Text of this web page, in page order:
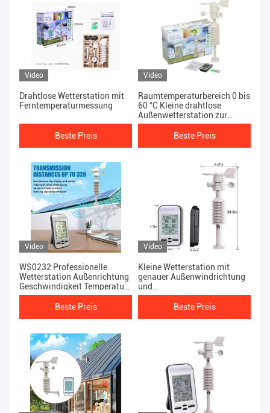
Video
Drahtlose Wetterstation mit
Ferntemperaturmessung
Beste Preis
Video
Raumtemperaturbereich 0 bis
60 °C Kleine drahtlose
Außenwetterstation zur
Überwachung
Beste Preis
Video
WS0232 Professionelle
Wetterstation Außenrichtung
Geschwindigkeit Temperatur
Luftfeuchtigkeit
Beste Preis
Video
Kleine Wetterstation mit
genauer Außenwindrichtung
und
Geschwindigkeitsmessung
Beste Preis